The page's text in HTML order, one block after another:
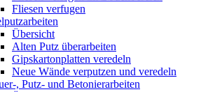
Fliesen verfugen
Übersicht
Alten Putz überarbeiten
Gipskartonplatten veredeln
Neue Wände verputzen und veredeln
, Putz- und Betonierarbeiten